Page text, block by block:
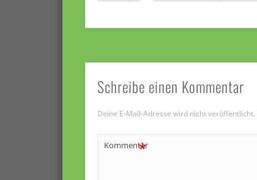
Schreibe einen Kommentar
Deine E-Mail-Adresse wird nicht veröffentlicht.
Kommentar
*